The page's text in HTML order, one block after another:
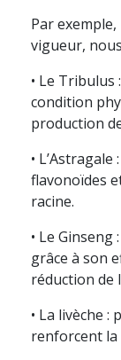
Par
vigueur,
• Le Tribulus
condition
production
•
flavonoïdes
racine.
• Le
grâce à son
réduction de
• La livèche
renforcent la